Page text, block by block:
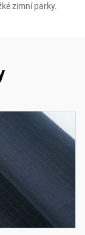
zimní parky.